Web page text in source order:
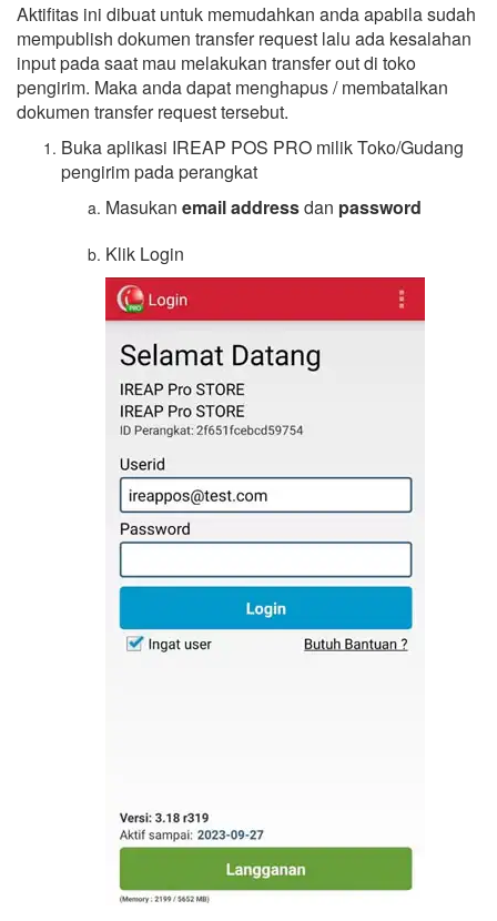
Aktifitas ini dibuat untuk memudahkan anda apabila sudah
mempublish dokumen transfer request lalu ada kesalahan
input pada saat mau melakukan transfer out di toko
pengirim. Maka anda dapat menghapus / membatalkan
dokumen transfer request tersebut.
Buka aplikasi IREAP POS PRO milik Toko/Gudang
pengirim pada perangkat
Masukan email addressdan password
Klik Login